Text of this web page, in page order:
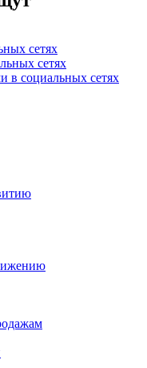
сетях
сетях
в социальных сетях